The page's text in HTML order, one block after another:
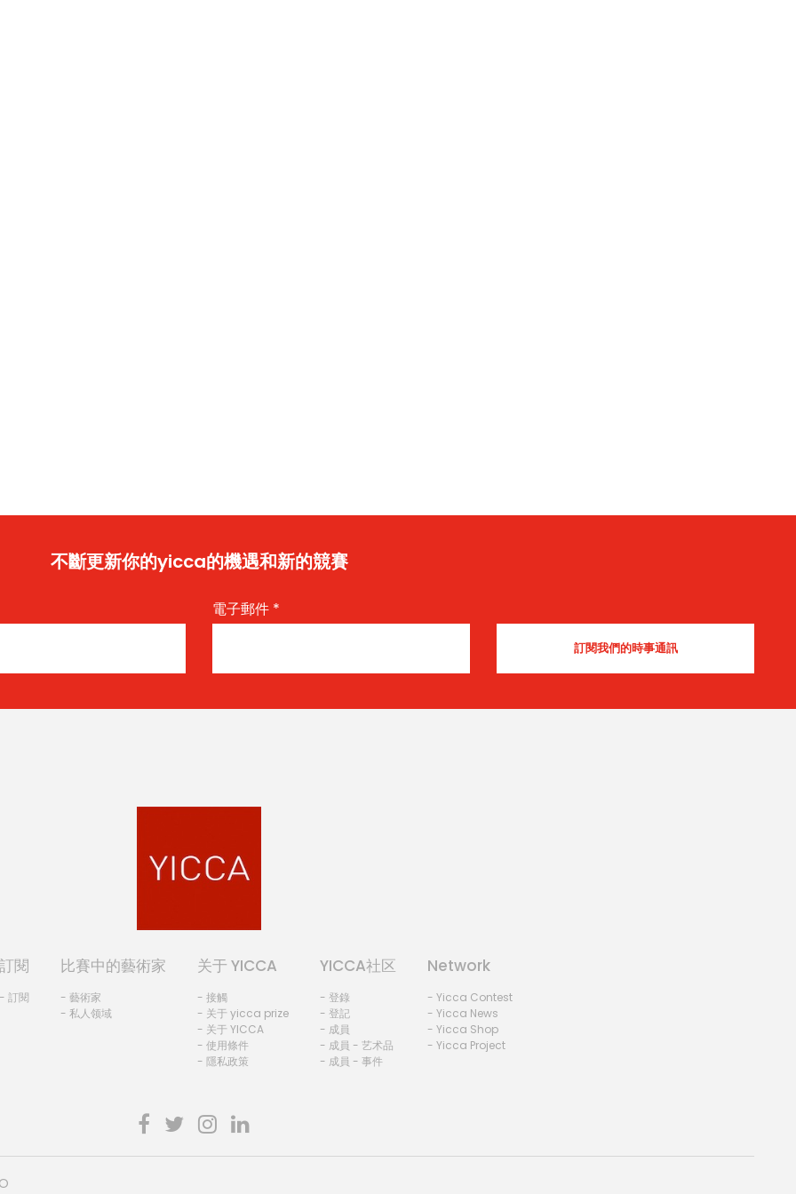
不斷更新你的yicca的機遇和新的競賽
電子郵件 *
訂閱
- 訂閱
比賽中的藝術家
- 藝術家
- 私人领域
关于 YICCA
- 接觸
- 关于 yicca prize
- 关于 YICCA
- 使用條件
- 隱私政策
YICCA社区
- 登錄
- 登記
- 成員
- 成員 - 艺术品
- 成員 - 事件
Network
- Yicca Contest
- Yicca News
- Yicca Shop
- Yicca Project